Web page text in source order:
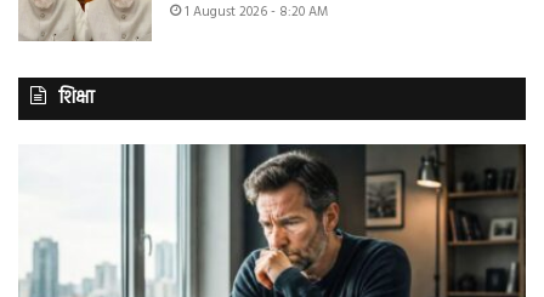
1 August 2026 - 8:20 AM
शिक्षा